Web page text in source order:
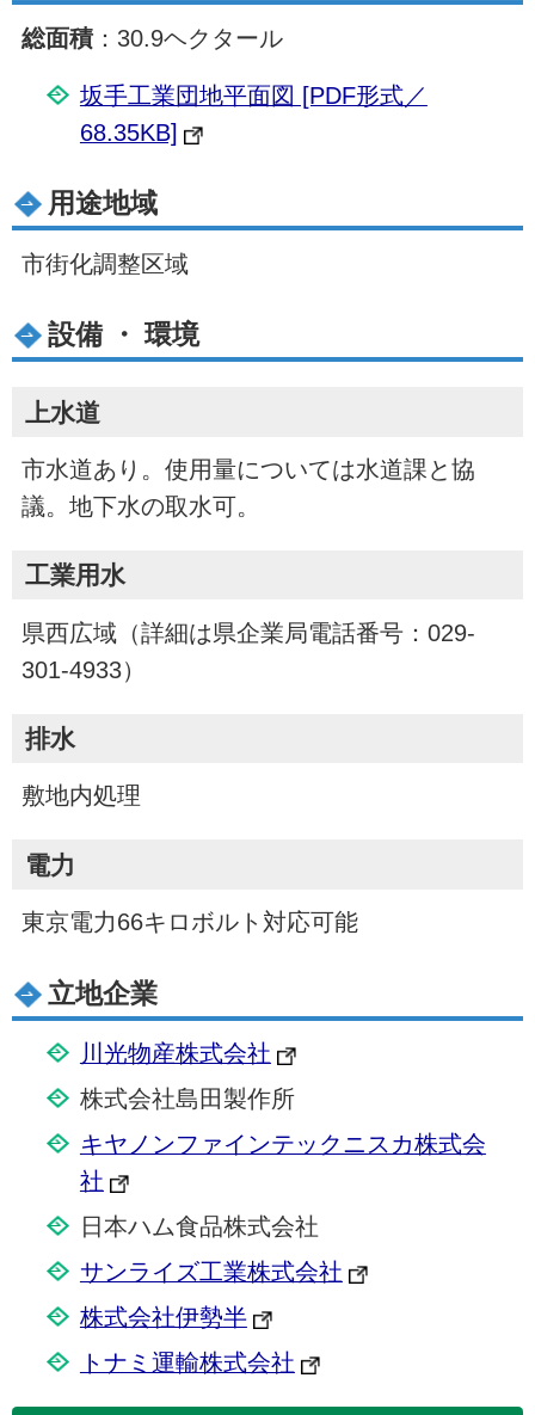
総面積：30.9ヘクタール
坂手工業団地平面図 [PDF形式／
68.35KB]
用途地域
市街化調整区域
設備 ・ 環境
上水道
市水道あり。使用量については水道課と協
議。地下水の取水可。
工業用水
県西広域（詳細は県企業局電話番号：029-
301-4933）
排水
敷地内処理
電力
東京電力66キロボルト対応可能
立地企業
川光物産株式会社
株式会社島田製作所
キヤノンファインテックニスカ株式会
社
日本ハム食品株式会社
サンライズ工業株式会社
株式会社伊勢半
トナミ運輸株式会社